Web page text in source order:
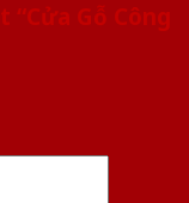
Gỗ Công